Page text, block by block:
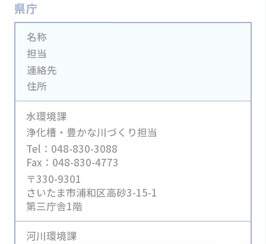
県庁
名称
担当
連絡先
住所
水環境課
浄化槽・豊かな川づくり担当
Tel：048-830-3088
Fax：048-830-4773
〒330-9301
さいたま市浦和区高砂3-15-1
第三庁舎1階
河川環境課